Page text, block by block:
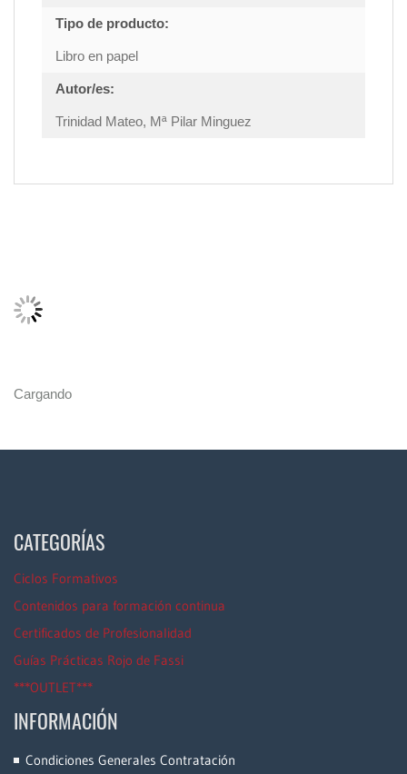
Tipo de producto:
Libro en papel
Autor/es:
Trinidad Mateo, Mª Pilar Minguez
Cargando
CATEGORÍAS
Ciclos Formativos
Contenidos para formación continua
Certificados de Profesionalidad
Guías Prácticas Rojo de Fassi
***OUTLET***
INFORMACIÓN
Condiciones Generales Contratación